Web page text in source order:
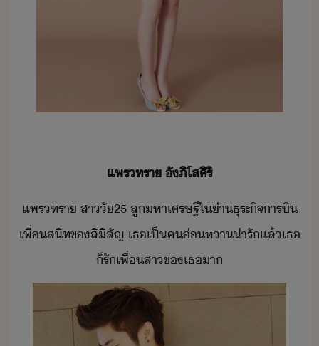
​แพร​ทรา​ ​ั​ภิ​โส​ศิริ​
แพร​ทรา​ ​สา​ั​25​ ​ลู​หาเศรษฐี​ใ​่า​ธุระ​ิจาร​ิ​
เพื่สิท​ข​สิิลัญ​ ​เธ​เป็​ค​่หา​่ารั​แล้​เธ​
็​รั​เพื่​สา​ข​เธ​า